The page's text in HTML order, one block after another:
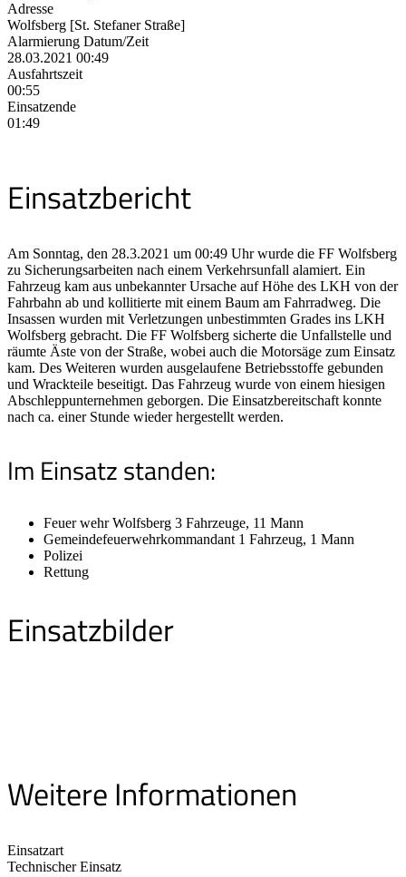
Adresse
Wolfsberg [St. Stefaner Straße]
Alarmierung Datum/Zeit
28.03.2021 00:49
Ausfahrtszeit
00:55
Einsatzende
01:49
Einsatzbericht
Am Sonntag, den 28.3.2021 um 00:49 Uhr wurde die FF Wolfsberg
zu Sicherungsarbeiten nach einem Verkehrsunfall alamiert. Ein
Fahrzeug kam aus unbekannter Ursache auf Höhe des LKH von der
Fahrbahn ab und kollitierte mit einem Baum am Fahrradweg. Die
Insassen wurden mit Verletzungen unbestimmten Grades ins LKH
Wolfsberg gebracht. Die FF Wolfsberg sicherte die Unfallstelle und
räumte Äste von der Straße, wobei auch die Motorsäge zum Einsatz
kam. Des Weiteren wurden ausgelaufene Betriebsstoffe gebunden
und Wrackteile beseitigt. Das Fahrzeug wurde von einem hiesigen
Abschleppunternehmen geborgen. Die Einsatzbereitschaft konnte
nach ca. einer Stunde wieder hergestellt werden.
Im Einsatz standen:
Feuer wehr Wolfsberg 3 Fahrzeuge, 11 Mann
Gemeindefeuerwehrkommandant 1 Fahrzeug, 1 Mann
Polizei
Rettung
Einsatzbilder
Weitere Informationen
Einsatzart
Technischer Einsatz